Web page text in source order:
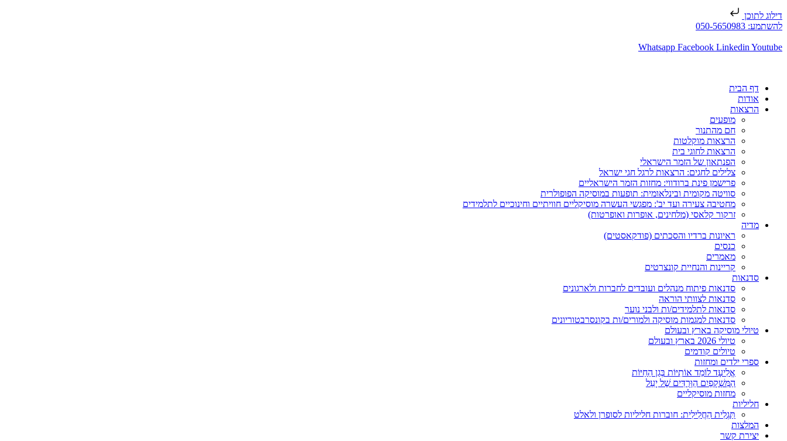
דילוג לתוכן
להשתמע: 050-5650983
Whatsapp Facebook Linkedin Youtube
דף הבית
אודות
הרצאות
מופעים
חם מהתנור
הרצאות מוקלטות
הרצאות לחוגי בית
הפנתאון של הזמר הישראלי
צלילים לחגים: הרצאות לרגל חגי ישראל
פרישמן פינת ברודווי: מחזות הזמר הישראליים
סוויטה מקומית ובינלאומית: תופעות במוסיקה הפופולרית
מחטיבה צעירה ועד יב': מפגשי העשרה מוסיקליים חוויתיים וחינוכיים לתלמידים
זרקור קלאסי (מלחינים, אופרות ואופרטות)
מדיה
ראיונות ברדיו והסכתים (פודקאסטים)
כנסים
מאמרים
קריינות והנחיית קונצרטים
סדנאות
סדנאות פיתוח מנהלים ועובדים לחברות ולארגונים
סדנאות לצוותי הוראה
סדנאות לתלמידים/ות ולבני נוער
סדנאות למגמות מוסיקה ולמורים/ות בקונסרבטוריונים
טיולי מוסיקה בארץ ובעולם
טיולי 2026 בארץ ובעולם
טיולים קודמים
ספרי ילדים ומחזות
אֱלִיעָד לוֹמֵד אוֹתִיּוֹת בְּגַן הַחַיּוֹת
הַמִּשְׁקָפַיִם הַוְּרֻדִּים שֶׁל יָעֵל
מחזות מוסיקליים
חליליות
תַּגְלִית הַחֲלִילִית: חוברות חליליות לסופרן ולאלט
המלצות
יצירת קשר